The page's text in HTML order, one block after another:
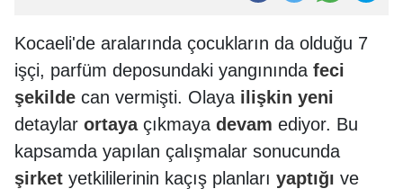
Kocaeli'de aralarında çocukların da olduğu 7
işçi, parfüm deposundaki yangınında feci
şekilde can vermişti. Olaya ilişkin yeni
detaylar ortayaçıkmaya devam ediyor. Bu
kapsamda yapılan çalışmalar sonucunda
şirket yetkililerinin kaçış planları yaptığı ve